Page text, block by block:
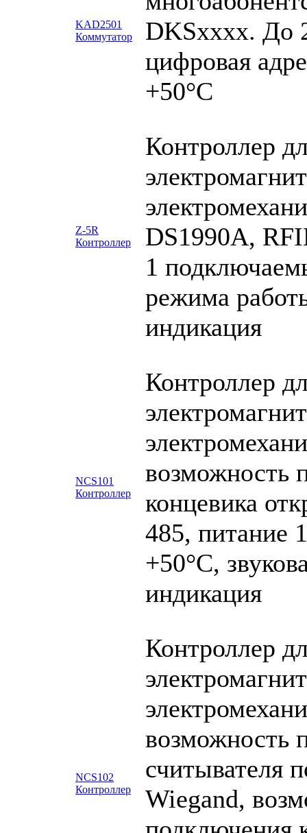
KAD2501
Коммутатор
DKSxxxx. До
цифровая
+50°С
Z-5R
Контроллер
Контроллер
DS1990A,
1
режима
индикация
NCS101
Контроллер
Контроллер
возможность
концевика
485, питание
+50°С,
индикация
NCS102
Контроллер
Контроллер
возможность
считывателя
Wiegand,